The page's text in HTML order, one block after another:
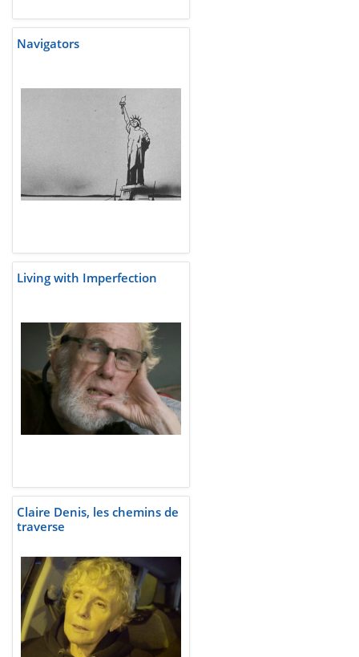
Navigators
Living with Imperfection
Claire Denis, les chemins de
traverse